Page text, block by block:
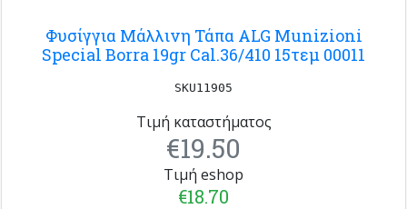
Φυσίγγια Μάλλινη Τάπα ALG Munizioni
Special Borra 19gr Cal.36/410 15τεμ 00011
SKU11905
Τιμή καταστήματος
€19.50
Τιμή eshop
€18.70